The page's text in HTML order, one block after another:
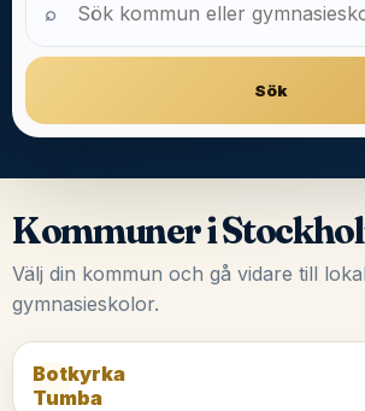
⌕
Sök
Kommuner i
Välj din kommun och gå vidare till
gymnasieskolor.
Botkyrka
Tumba